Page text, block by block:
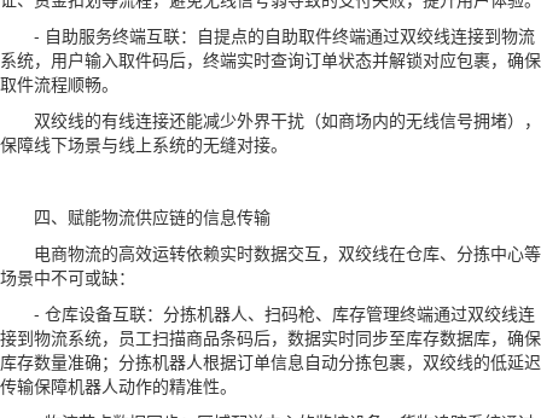
- 自助服务终端互联：自提点的自助取件终端通过双绞线连接到物流
系统，用户输入取件码后，终端实时查询订单状态并解锁对应包裹，确保
取件流程顺畅。
双绞线的有线连接还能减少外界干扰（如商场内的无线信号拥堵），
保障线下场景与线上系统的无缝对接。
四、赋能物流供应链的信息传输
电商物流的高效运转依赖实时数据交互，双绞线在仓库、分拣中心等
场景中不可或缺：
- 仓库设备互联：分拣机器人、扫码枪、库存管理终端通过双绞线连
接到物流系统，员工扫描商品条码后，数据实时同步至库存数据库，确保
库存数量准确；分拣机器人根据订单信息自动分拣包裹，双绞线的低延迟
传输保障机器人动作的精准性。